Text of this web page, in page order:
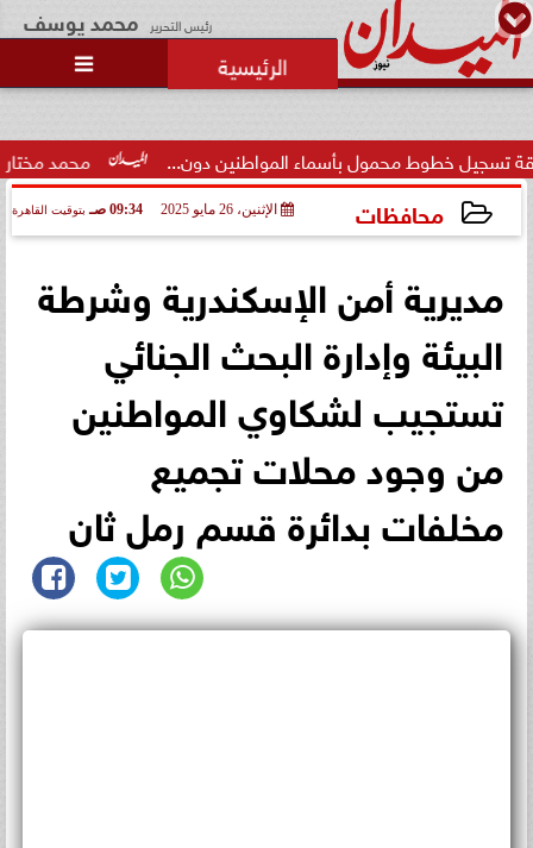
رئيس التحرير محمد يوسف

محمد مختار جمعة: بدل محمول بأسماء المواطنين دون...
محافظات الإثنين، 26 مايو 2025 09:34 صـ بتوقيت القاهرة
مديرية أمن الإسكندرية وشرطة
البيئة وإدارة البحث الجنائي
تستجيب لشكاوي المواطنين
من وجود محلات تجميع
مخلفات بدائرة قسم رمل ثان